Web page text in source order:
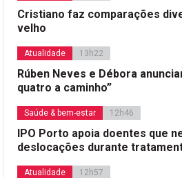
Cristiano faz comparações
velho
Atualidade 13h22
Rúben Neves e Débora
quatro a caminho”
Saúde & bem-estar 12h46
IPO Porto apoia doentes que
deslocações durante
Atualidade 12h57